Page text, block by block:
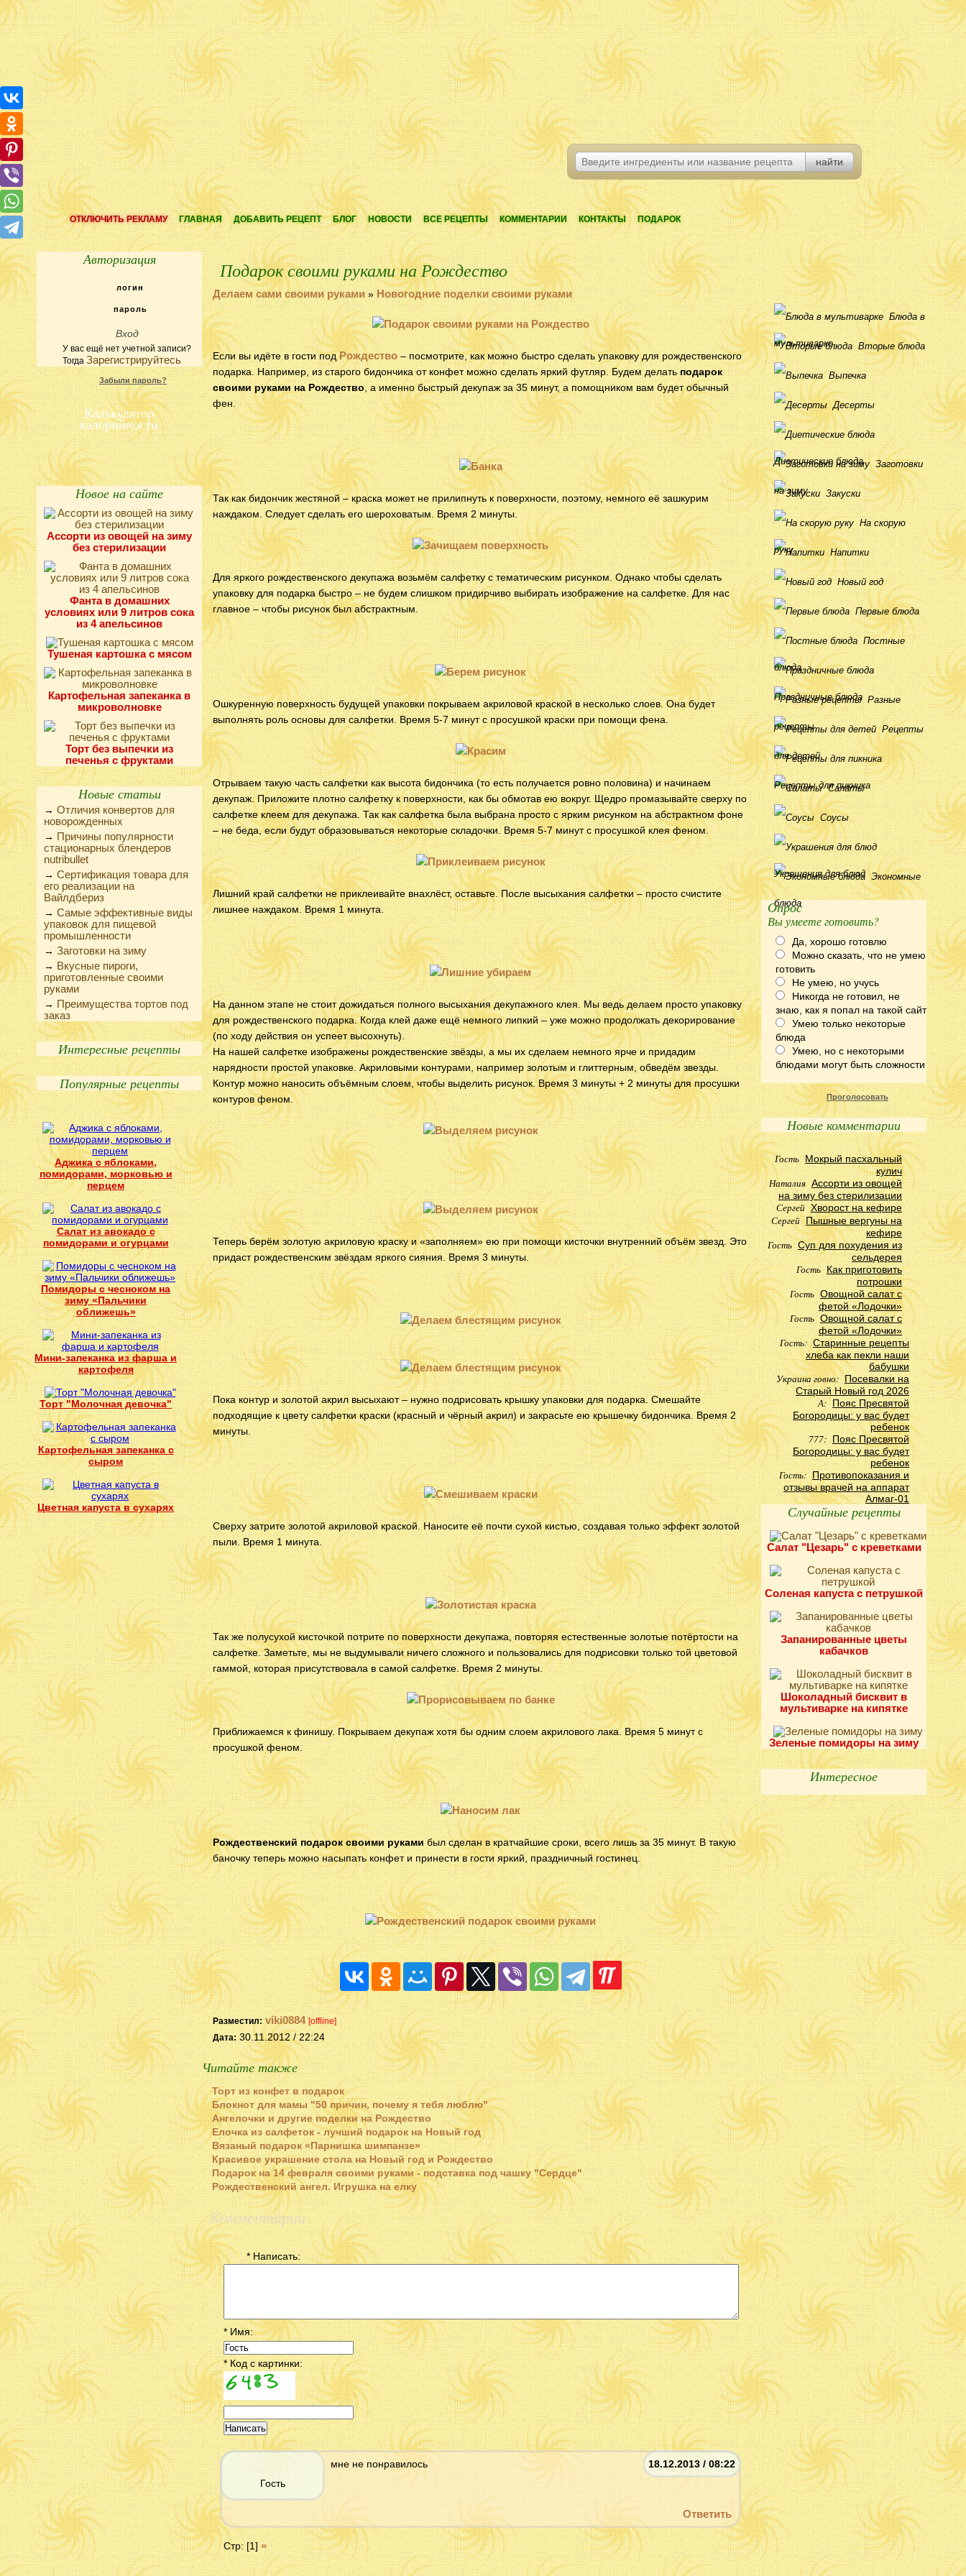
ОТКЛЮЧИТЬ РЕКЛАМУ ГЛАВНАЯ ДОБАВИТЬ РЕЦЕПТ БЛОГ НОВОСТИ ВСЕ РЕЦЕПТЫ КОММЕНТАРИИ КОНТАКТЫ ПОДАРОК
Авторизация
У вас ещё нет учетной записи?
Тогда Зарегистрируйтесь
Забыли пароль?
Калькулятор
калорийности
Новое на сайте
Ассорти из овощей на зиму
без стерилизации
Фанта в домашних
условиях или 9 литров сока
из 4 апельсинов
Тушеная картошка с мясом
Картофельная запеканка в
микроволновке
Торт без выпечки из
печенья с фруктами
Новые статьи
→ Отличия конвертов для
новорожденных
→ Причины популярности
стационарных блендеров
nutribullet
→ Сертификация товара для
его реализации на
Вайлдбериз
→ Самые эффективные виды
упаковок для пищевой
промышленности
→ Заготовки на зиму
→ Вкусные пироги,
приготовленные своими
руками
→ Преимущества тортов под
заказ
Интересные рецепты
Популярные рецепты
Аджика с яблоками,
помидорами, морковью и
перцем
Салат из авокадо с
помидорами и огурцами
Помидоры с чесноком на
зиму «Пальчики
оближешь»
Мини-запеканка из фарша и
картофеля
Торт "Молочная девочка"
Картофельная запеканка с
сыром
Цветная капуста в сухарях
Подарок своими руками на Рождество
Делаем сами своими руками» Новогодние поделки своими руками
Если вы идёте в гости подРождество– посмотрите, как можно быстро сделать упаковку для рождественского
подарка. Например, из старого бидончика от конфет можно сделать яркий футляр. Будем делатьподарок
своими руками на Рождество , а именно быстрый декупаж за 35 минут, а помощником вам будет обычный
фен.
Так как бидончик жестяной – краска может не прилипнуть к поверхности, поэтому, немного её зашкурим
наждаком. Следует сделать его шероховатым. Время 2 минуты.
Для яркого рождественского декупажа возьмём салфетку с тематическим рисунком. Однако чтобы сделать
упаковку для подарка быстро – не будем слишком придирчиво выбирать изображение на салфетке. Для нас
главное – чтобы рисунок был абстрактным.
Ошкуренную поверхность будущей упаковки покрываем акриловой краской в несколько слоев. Она будет
выполнять роль основы для салфетки. Время 5-7 минут с просушкой краски при помощи фена.
Отрываем такую часть салфетки как высота бидончика (то есть получается ровно половина) и начинаем
декупаж. Приложите плотно салфетку к поверхности, как бы обмотав ею вокруг. Щедро промазывайте сверху по
салфетке клеем для декупажа. Так как салфетка была выбрана просто с ярким рисунком на абстрактном фоне
– не беда, если будут образовываться некоторые складочки. Время 5-7 минут с просушкой клея феном.
Лишний край салфетки не приклеивайте внахлёст, оставьте. После высыхания салфетки – просто счистите
лишнее наждаком. Время 1 минута.
На данном этапе не стоит дожидаться полного высыхания декупажного клея. Мы ведь делаем просто упаковку
для рождественского подарка. Когда клей даже ещё немного липкий – уже можно продолжать декорирование
(по ходу действия он успеет высохнуть).
На нашей салфетке изображены рождественские звёзды, а мы их сделаем немного ярче и придадим
нарядности простой упаковке. Акриловыми контурами, например золотым и глиттерным, обведём звезды.
Контур можно наносить объёмным слоем, чтобы выделить рисунок. Время 3 минуты + 2 минуты для просушки
контуров феном.
Теперь берём золотую акриловую краску и «заполняем» ею при помощи кисточки внутренний объём звезд. Это
придаст рождественским звёздам яркого сияния. Время 3 минуты.
Пока контур и золотой акрил высыхают – нужно подрисовать крышку упаковки для подарка. Смешайте
подходящие к цвету салфетки краски (красный и чёрный акрил) и закрасьте ею крышечку бидончика. Время 2
минуты.
Сверху затрите золотой акриловой краской. Наносите её почти сухой кистью, создавая только эффект золотой
пыли. Время 1 минута.
Так же полусухой кисточкой потрите по поверхности декупажа, повторяя естественные золотые потёртости на
салфетке. Заметьте, мы не выдумывали ничего сложного и пользовались для подрисовки только той цветовой
гаммой, которая присутствовала в самой салфетке. Время 2 минуты.
Приближаемся к финишу. Покрываем декупаж хотя бы одним слоем акрилового лака. Время 5 минут с
просушкой феном.
Рождественский подарок своими руками был сделан в кратчайшие сроки, всего лишь за 35 минут. В такую
баночку теперь можно насыпать конфет и принести в гости яркий, праздничный гостинец.
Разместил: viki0884 [offline]
Дата: 30.11.2012 / 22:24
Читайте также
Торт из конфет в подарок
Блокнот для мамы "50 причин, почему я тебя люблю"
Ангелочки и другие поделки на Рождество
Елочка из салфеток - лучший подарок на Новый год
Вязаный подарок «Парнишка шимпанзе»
Красивое украшение стола на Новый год и Рождество
Подарок на 14 февраля своими руками - подставка под чашку "Сердце"
Рождественский ангел. Игрушка на елку
Комментарии
* Написать:
* Имя:
* Код с картинки:
18.12.2013 / 08:22
Гость
мне не понравилось
Ответить
Стр: [1] »
Блюда в
мультиварке Вторые блюда
Выпечка
Десерты
Диетические блюда Заготовки
на зиму Закуски
На скорую
руку Напитки
Новый год
Первые блюда
Постные
блюда
Праздничные блюда Разные
рецепты Рецепты
для детей
Рецепты для пикника
Салаты
Соусы
Украшения для блюд Экономные
блюда
Опрос
Вы умеете готовить?
Да, хорошо готовлю
Можно сказать, что не умею
готовить
Не умею, но учусь
Никогда не готовил, не
знаю, как я попал на такой сайт
Умею только некоторые
блюда
Умею, но с некоторыми
блюдами могут быть сложности
Проголосовать
Новые комментарии
Гость Мокрый пасхальный
кулич
Наталия Ассорти из овощей
на зиму без стерилизации
Сергей Хворост на кефире
Сергей Пышные вергуны на
кефире
Гость Суп для похудения из
сельдерея
Гость Как приготовить
потрошки
Гость Овощной салат с
фетой «Лодочки»
Гость Овощной салат с
фетой «Лодочки»
Гость: Старинные рецепты
хлеба как пекли наши
бабушки
Украина говно: Посевалки на
Старый Новый год 2026
А: Пояс Пресвятой
Богородицы: у вас будет
ребенок
777: Пояс Пресвятой
Богородицы: у вас будет
ребенок
Гость: Противопоказания и
отзывы врачей на аппарат
Алмаг-01
Случайные рецепты
Салат "Цезарь" с креветками
Соленая капуста с петрушкой
Запанированные цветы
кабачков
Шоколадный бисквит в
мультиварке на кипятке
Зеленые помидоры на зиму
Интересное